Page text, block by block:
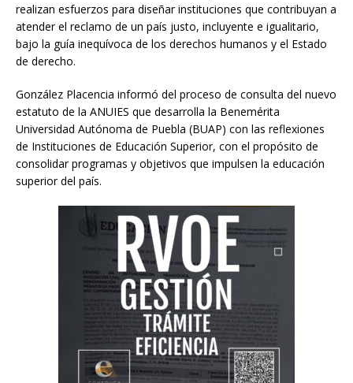
realizan esfuerzos para diseñar instituciones que contribuyan a
atender el reclamo de un país justo, incluyente e igualitario,
bajo la guía inequívoca de los derechos humanos y el Estado
de derecho.
González Placencia informó del proceso de consulta del nuevo
estatuto de la ANUIES que desarrolla la Benemérita
Universidad Autónoma de Puebla (BUAP) con las reflexiones
de Instituciones de Educación Superior, con el propósito de
consolidar programas y objetivos que impulsen la educación
superior del país.